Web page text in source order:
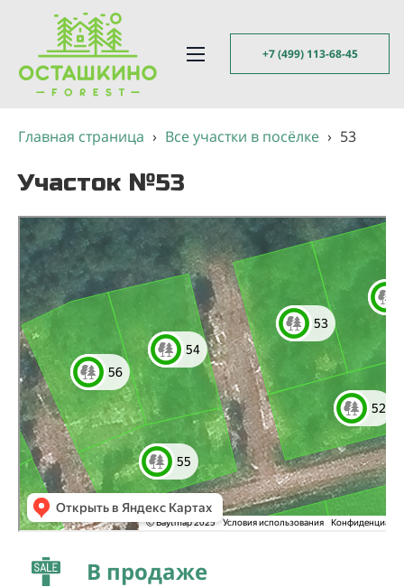
+7 (499) 113-68-45
Главная страница › Все участки в посёлке › 53
Участок №53
Яндекс Карты
Яндекс Карты — транспорт, навигация, поиск мест
В продаже